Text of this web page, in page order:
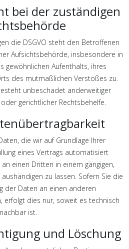
bei der zuständigen
die DSGVO steht den Betroffenen
Aufsichtsbehörde, insbesondere in
gewöhnlichen Aufenthalts, ihres
des mutmaßlichen Verstoßes zu.
unbeschadet anderweitiger
gerichtlicher Rechtsbehelfe.
die wir auf Grundlage Ihrer
eines Vertrags automatisiert
einen Dritten in einem gängigen,
zu lassen. Sofern Sie die
der Daten an einen anderen
erfolgt dies nur, soweit es technisch
ist.
und Löschung